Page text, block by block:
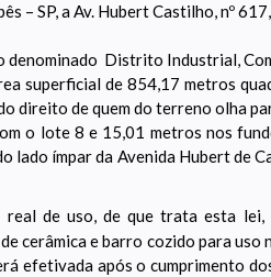
– SP, a Av. Hubert Castilho, nº
denominado Distrito Industrial,
superficial de 854,17 metros
direito de quem do terreno olha
o lote 8 e 15,01 metros nos
ímpar da Avenida Hubert de
de uso, de que trata esta lei,
cerâmica e barro cozido para uso
efetivada após o cumprimento